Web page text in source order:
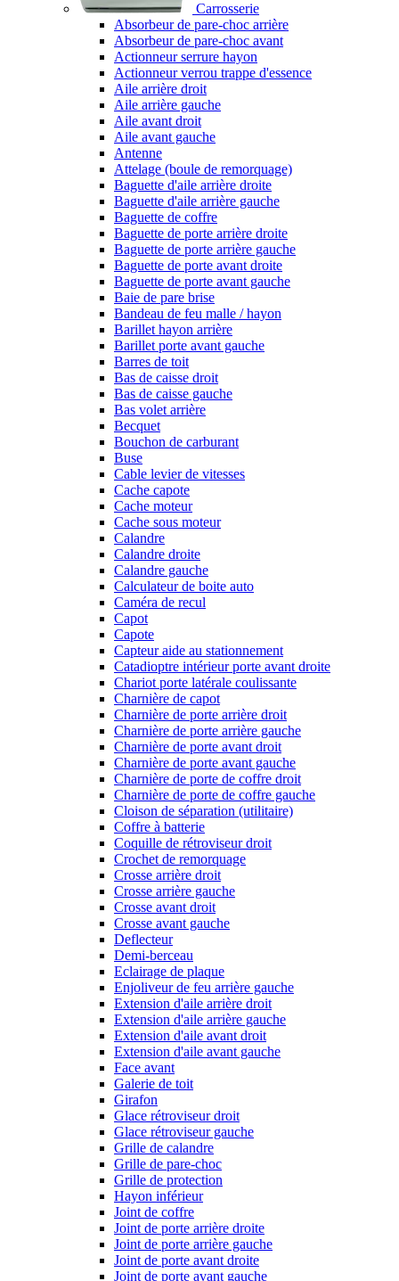
Carrosserie
Absorbeur de pare-choc arrière
Absorbeur de pare-choc avant
Actionneur serrure hayon
Actionneur verrou trappe d'essence
Aile arrière droit
Aile arrière gauche
Aile avant droit
Aile avant gauche
Antenne
Attelage (boule de remorquage)
Baguette d'aile arrière droite
Baguette d'aile arrière gauche
Baguette de coffre
Baguette de porte arrière droite
Baguette de porte arrière gauche
Baguette de porte avant droite
Baguette de porte avant gauche
Baie de pare brise
Bandeau de feu malle / hayon
Barillet hayon arrière
Barillet porte avant gauche
Barres de toit
Bas de caisse droit
Bas de caisse gauche
Bas volet arrière
Becquet
Bouchon de carburant
Buse
Cable levier de vitesses
Cache capote
Cache moteur
Cache sous moteur
Calandre
Calandre droite
Calandre gauche
Calculateur de boite auto
Caméra de recul
Capot
Capote
Capteur aide au stationnement
Catadioptre intérieur porte avant droite
Chariot porte latérale coulissante
Charnière de capot
Charnière de porte arrière droit
Charnière de porte arrière gauche
Charnière de porte avant droit
Charnière de porte avant gauche
Charnière de porte de coffre droit
Charnière de porte de coffre gauche
Cloison de séparation (utilitaire)
Coffre à batterie
Coquille de rétroviseur droit
Crochet de remorquage
Crosse arrière droit
Crosse arrière gauche
Crosse avant droit
Crosse avant gauche
Deflecteur
Demi-berceau
Eclairage de plaque
Enjoliveur de feu arrière gauche
Extension d'aile arrière droit
Extension d'aile arrière gauche
Extension d'aile avant droit
Extension d'aile avant gauche
Face avant
Galerie de toit
Girafon
Glace rétroviseur droit
Glace rétroviseur gauche
Grille de calandre
Grille de pare-choc
Grille de protection
Hayon inférieur
Joint de coffre
Joint de porte arrière droite
Joint de porte arrière gauche
Joint de porte avant droite
Joint de porte avant gauche